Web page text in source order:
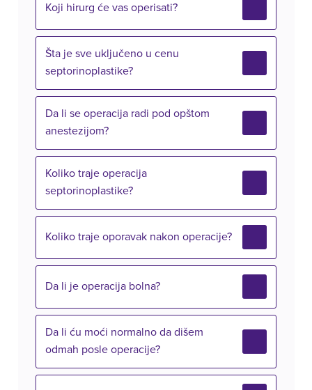
Koji hirurg će vas operisati?
Šta je sve uključeno u cenu
septorinoplastike?
Da li se operacija radi pod opštom
anestezijom?
Koliko traje operacija
septorinoplastike?
Koliko traje oporavak nakon operacije?
Da li je operacija bolna?
Da li ću moći normalno da dišem
odmah posle operacije?